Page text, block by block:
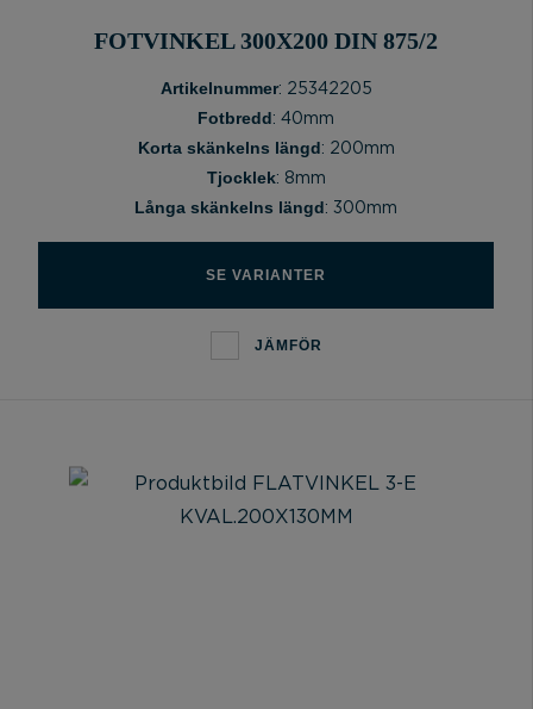
FOTVINKEL 300X200 DIN 875/2
Artikelnummer: 25342205
Fotbredd: 40mm
Korta skänkelns längd: 200mm
Tjocklek: 8mm
Långa skänkelns längd: 300mm
SE VARIANTER
JÄMFÖR